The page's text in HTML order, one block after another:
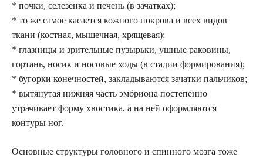
* почки, селезенка и печень (в зачатках);
* то же самое касается кожного покрова и всех видов
ткани (костная, мышечная, хрящевая);
* глазницы и зрительные пузырьки, ушные раковины,
гортань, носик и носовые ходы (в стадии формирования);
* бугорки конечностей, закладываются зачатки пальчиков;
* вытянутая нижняя часть эмбриона постепенно
утрачивает форму хвостика, а на ней оформляются
контуры ног.
Основные структуры головного и спинного мозга тоже